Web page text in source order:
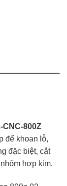
CNC-800Z
để khoan lỗ,
đặc biệt, cắt
hợp kim.